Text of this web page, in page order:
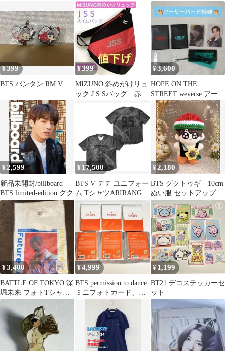
換済み
Promise
サイズ 韓国製 M
vintage
¥399
BTS バンタン RM V
¥399
MIZUNO 斜めがけリュ
ック J S Sバッグ 赤＆
¥3,600
HOPE ON THE
STREET weverse アーリ
ーバード特典 トレカ
¥2,599
新品未開封/billboard
BTS limited-edition グク
¥ 17,500
BTS V テテ ユニフォー
ム TシャツARIRANG
日本限定 ポップアップ
¥2,180
BTS グクトゥギ 10cm
ぬい服 セットアップ
スイカ
¥3,400
BATTLE OF TOKYO 深
堀未来 フォトTシャツ
(L)
¥4,999
BTS permission to dance
ミニフォトカード、ラ
キドロアクスタ
¥ 1,199
BT21 デコステッカーセ
ット